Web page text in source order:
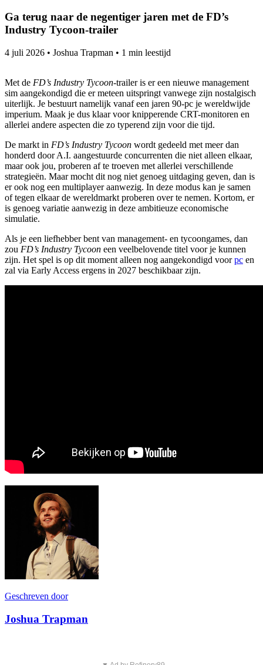
Ga terug naar de negentiger jaren met de FD’s
Industry Tycoon-trailer
4 juli 2026 • Joshua Trapman • 1 min leestijd
Met de FD’s Industry Tycoon-trailer is er een nieuwe management
sim aangekondigd die er meteen uitspringt vanwege zijn nostalgisch
uiterlijk. Je bestuurt namelijk vanaf een jaren 90-pc je wereldwijde
imperium. Maak je dus klaar voor knipperende CRT-monitoren en
allerlei andere aspecten die zo typerend zijn voor die tijd.
De markt in FD’s Industry Tycoon wordt gedeeld met meer dan
honderd door A.I. aangestuurde concurrenten die niet alleen elkaar,
maar ook jou, proberen af te troeven met allerlei verschillende
strategieën. Maar mocht dit nog niet genoeg uitdaging geven, dan is
er ook nog een multiplayer aanwezig. In deze modus kan je samen
of tegen elkaar de wereldmarkt proberen over te nemen. Kortom, er
is genoeg variatie aanwezig in deze ambitieuze economische
simulatie.
Als je een liefhebber bent van management- en tycoongames, dan
zou FD’s Industry Tycoon een veelbelovende titel voor je kunnen
zijn. Het spel is op dit moment alleen nog aangekondigd voorpc en
zal via Early Access ergens in 2027 beschikbaar zijn.
Geschreven door
Joshua Trapman